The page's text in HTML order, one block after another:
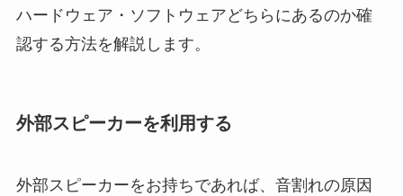
ハードウェア・ソフトウェアどちらにあるのか確
認する方法を解説します。
外部スピーカーを利用する
外部スピーカーをお持ちであれば、音割れの原因